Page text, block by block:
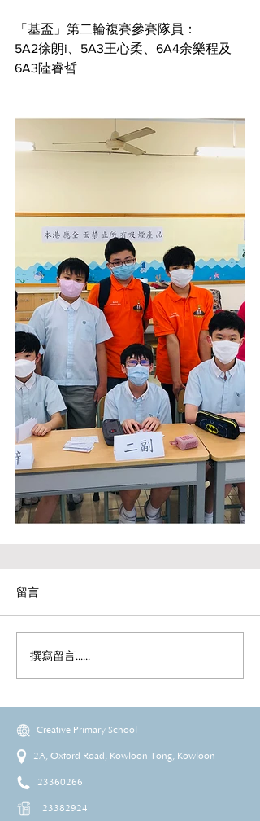
「基盃」第二輪複賽參賽隊員：
5A2徐朗i、5A3王心柔、6A4余樂程及
6A3陸睿哲
留言
撰寫留言......
Creative Primary School
2A, Oxford Road, Kowloon Tong, Kowloon
23360266
23382924